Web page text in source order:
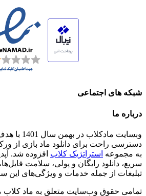
شبکه های اجتماعی
درباره ما
وبسایت
دسترسی راحت برای دانلود ماد بازی از
به مجموعه استراتژیک کلاب افزوده شد.
سریع، دانلود رایگان و پولی، سلامت
تبلیغات از جمله خدمات و ویژگی‌های این
تمامی حقوق وب‌سایت متعلق به ماد کلاب